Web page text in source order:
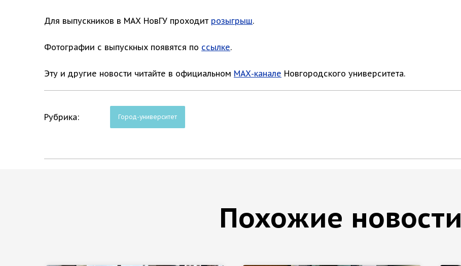
Для выпускников в МАХ НовГУ проходит розыгрыш.
Фотографии с выпускных появятся по ссылке.
Эту и другие новости читайте в официальном МАХ-канале Новгородского университета.
Рубрика: Город-университет
Похожие новости